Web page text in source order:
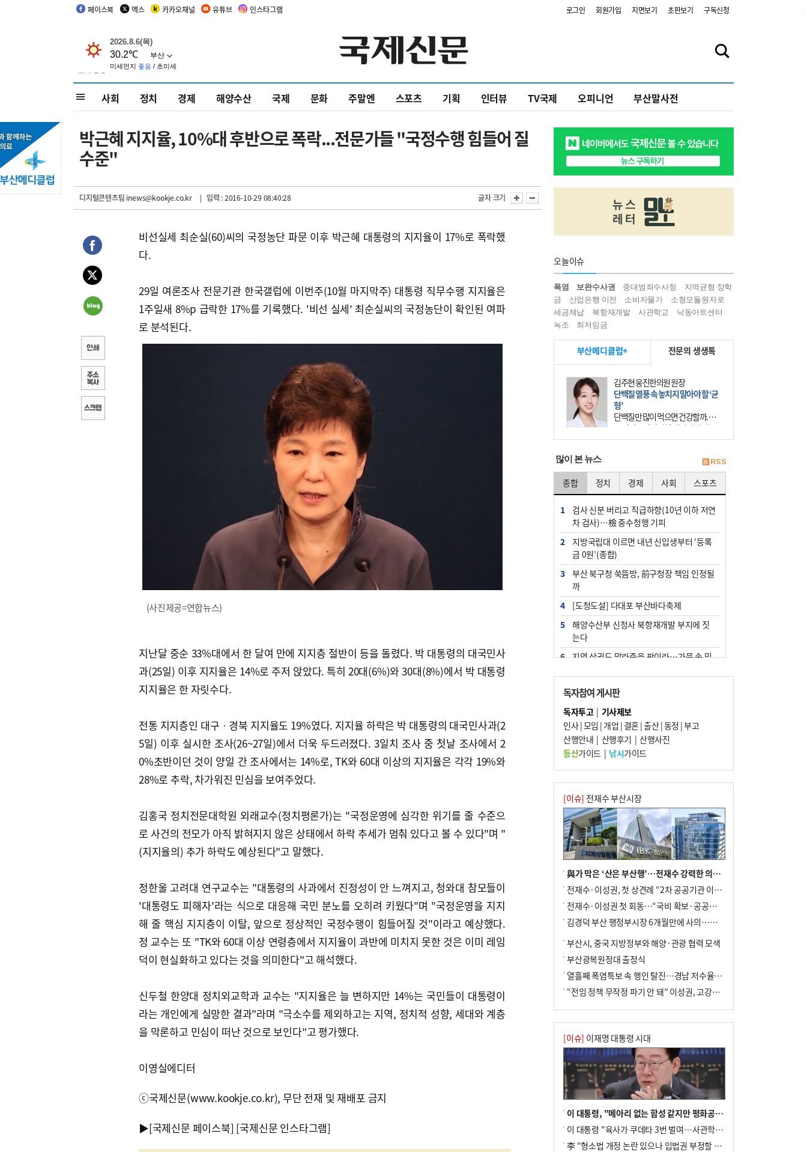
페이스북 엑스 카카오채널 유튜브 인스타그램 로그인 회원가입 지면보기 초판보기 구독신청
사회 정치 경제 해양수산 국제 문화 주말엔 스포츠 기획 인터뷰 TV국제 오피니언 부산말사전
박근혜 지지율, 10%대 후반으로 폭락...전문가들 "국정수행 힘들어 질
수준"
디지털콘텐츠팀 inews@kookje.co.kr | 입력 : 2016-10-29 08:40:28 글자 크기
비선실세 최순실(60)씨의 국정농단 파문 이후 박근혜 대통령의 지지율이 17%로 폭락했
다.
29일 여론조사 전문기관 한국갤럽에 이번주(10월 마지막주) 대통령 직무수행 지지율은
1주일새 8%p 급락한 17%를 기록했다. '비선 실세' 최순실씨의 국정농단이 확인된 여파
로 분석된다.
(사진제공=연합뉴스)
지난달 중순 33%대에서 한 달여 만에 지지층 절반이 등을 돌렸다. 박 대통령의 대국민사
과(25일) 이후 지지율은 14%로 주저 앉았다. 특히 20대(6%)와 30대(8%)에서 박 대통령
지지율은 한 자릿수다.
전통 지지층인 대구ㆍ경북 지지율도 19%였다. 지지율 하락은 박 대통령의 대국민사과(2
5일) 이후 실시한 조사(26~27일)에서 더욱 두드러졌다. 3일치 조사 중 첫날 조사에서 2
0%초반이던 것이 양일 간 조사에서는 14%로, TK와 60대 이상의 지지율은 각각 19%와
28%로 추락, 차가워진 민심을 보여주었다.
김홍국 정치전문대학원 외래교수(정치평론가)는 "국정운영에 심각한 위기를 줄 수준으
로 사건의 전모가 아직 밝혀지지 않은 상태에서 하락 추세가 멈춰 있다고 볼 수 있다"며 "
(지지율의) 추가 하락도 예상된다"고 말했다.
정한울 고려대 연구교수는 "대통령의 사과에서 진정성이 안 느껴지고, 청와대 참모들이
'대통령도 피해자'라는 식으로 대응해 국민 분노를 오히려 키웠다"며 "국정운영을 지지
해 줄 핵심 지지층이 이탈, 앞으로 정상적인 국정수행이 힘들어질 것"이라고 예상했다.
정 교수는 또 "TK와 60대 이상 연령층에서 지지율이 과반에 미치지 못한 것은 이미 레임
덕이 현실화하고 있다는 것을 의미한다"고 해석했다.
신두철 한양대 정치외교학과 교수는 "지지율은 늘 변하지만 14%는 국민들이 대통령이
라는 개인에게 실망한 결과"라며 "극소수를 제외하고는 지역, 정치적 성향, 세대와 계층
을 막론하고 민심이 떠난 것으로 보인다"고 평가했다.
이영실에디터
ⓒ국제신문(www.kookje.co.kr), 무단 전재 및 재배포 금지
▶[국제신문 페이스북] [국제신문 인스타그램]
오늘이슈
폭염 보완수사권 중대범죄수사청
지역균형 장학
금
산업은행 이전 소비자물가
소형모듈원자로
세금체납
북항재개발 사관학교
낙동아트센터
녹조
최저임금
부산메디클럽+ 전문의 생생톡
김주현 웅진한의원 원장
단백질 열풍 속 놓치지 말아야 할 ‘균
형’
단백질만 많이 먹으면 건강할까. 요
즘 건강을 이야기할 때 빠지지 않는
키워드가 단백질이다. 헬스장을 다니
많이 본 뉴스
종합 정치 경제 사회 스포츠
1
검사 신분 버리고 직급하향(10년 이하 저연
차 검사)…檢 중수청행 기피
2
지방국립대 이르면 내년 신입생부터 ‘등록
금 0원’(종합)
3
부산 북구청 쑥뜸방, 前구청장 책임 인정될
까
4
[도청도설] 다대포 부산바다축제
5
해양수산부 신청사 북항재개발 부지에 짓
는다
6
지역 상권도 말라죽을 판이라…가뭄 속 밀
7
법원, 단차 논란 북항 복합환승센터 공사중
지 관련 현장검증
8
통영시민 추석 전 35만 원 받는다
9
부산 철강공장 50대 노동자 추락사
10 국힘 부산시당, ‘정이한 조력’ 시의원 윤리
위에…‘한동훈 지지’도 신고접수
독자참여 게시판
독자투고| 기사제보
인사|모임 | 개업 | 결혼|출산|동정 |부고
산행안내 | 산행후기 | 산행사진
등산가이드| 낚시가이드
[이슈] 전재수 부산시장
與가 막은 ‘산은 부산행’…전재수 강력한 의지 표명 없인 공염불
전재수·이성권, 첫 상견례 “2차 공공기관 이전 초당 협력”(종합)
전재수·이성권 첫 회동…“국비 확보·공공기관 이전 협력”
김경덕 부산 행정부시장 6개월만에 사의…후임 인선 촉각
부산시, 중국 지방정부와 해양·관광 협력 모색
부산광복원정대 출정식
열흘째 폭염특보 속 행인 탈진…경남 저수율 평년의 절반
“전임 정책 무작정 파기 안 돼” 이성권, 고강도 ‘전재수 견제’ 예고
[이슈] 이재명 대통령 시대
이 대통령, "메아리 없는 함성 같지만 평화공존책 계속해야"
이 대통령 "육사가 쿠데타 3번 벌여…사관학교 통합 신속히 추진"
李 “형소법 개정 논란 있으나 입법권 부정할 만큼은 아냐”(종합)